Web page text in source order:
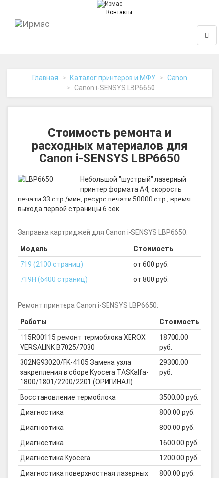
Контакты
Главная Каталог принтеров и МФУ
Canon
Canon i-SENSYS LBP6650
Стоимость ремонта и
расходных материалов для
Canon i-SENSYS LBP6650
Небольшой "шустрый" лазерный
принтер формата A4, скорость
печати 33 стр./мин, ресурс печати 50000 стр., время
выхода первой страницы 6 сек.
Заправка картриджей для Canon i-SENSYS LBP6650:
Модель
Стоимость
719 (2100 страниц)
от 600 руб.
719H (6400 страниц)
от 800 руб.
Ремонт принтера Canon i-SENSYS LBP6650:
Работы
Стоимость
115R00115 ремонт термоблока XEROX
VERSALINK B7025/7030
18700.00
руб.
302NG93020/FK-4105 Замена узла
закрепления в сборе Kyocera TASKalfa-
1800/1801/2200/2201 (ОРИГИНАЛ)
29300.00
руб.
Восстановление термоблока
3500.00 руб.
Диагностика
800.00 руб.
Диагностика
800.00 руб.
Диагностика
1600.00 руб.
Диагностика Kyocera
1200.00 руб.
Диагностика поверхностная лазерных
800.00 руб.